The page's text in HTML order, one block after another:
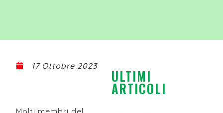
17 Ottobre 2023
ULTIMI
ARTICOLI